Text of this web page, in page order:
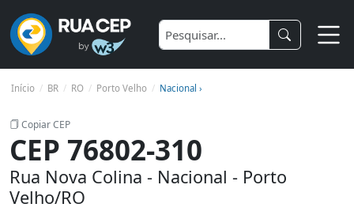
Início BR RO Porto Velho Nacional ›
Copiar CEP
CEP 76802-310
Rua Nova Colina - Nacional - Porto
Velho/RO